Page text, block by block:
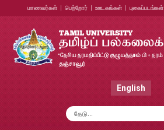
மாணவர்கள் பெற்றோர் ஊடகங்கள் புகைப்படங்கள்
English